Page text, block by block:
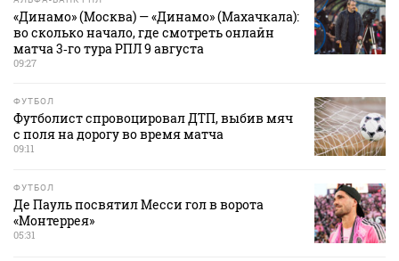
«Динамо» (Москва) — «Динамо» (Махачкала):
во сколько начало, где смотреть онлайн
матча 3‑го тура РПЛ 9 августа
09:27
ФУТБОЛ
Футболист спровоцировал ДТП, выбив мяч
с поля на дорогу во время матча
09:11
ФУТБОЛ
Де Пауль посвятил Месси гол в ворота
«Монтеррея»
05:31